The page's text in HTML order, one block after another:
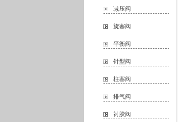
减压阀
旋塞阀
平衡阀
针型阀
柱塞阀
排气阀
衬胶阀